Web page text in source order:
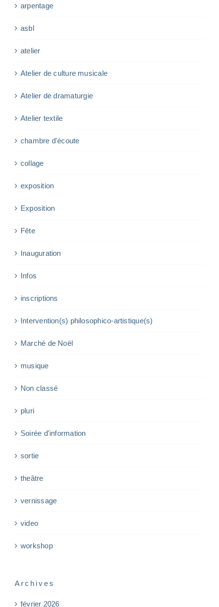
arpentage
asbl
atelier
Atelier de culture musicale
Atelier de dramaturgie
Atelier textile
chambre d'écoute
collage
exposition
Exposition
Fête
Inauguration
Infos
inscriptions
Intervention(s) philosophico-artistique(s)
Marché de Noël
musique
Non classé
pluri
Soirée d'information
sortie
theâtre
vernissage
video
workshop
Archives
février 2026